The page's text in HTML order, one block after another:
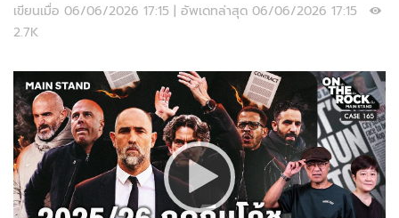
เขียนเมื่อ 06/06/2026 17:15 | อัพเดทล่าสุด 06/06/2026 17:15
2.7K
Video Player